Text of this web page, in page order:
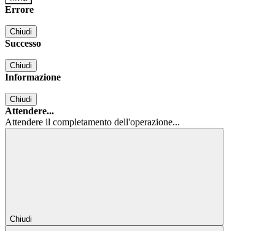
Errore
Chiudi
Successo
Chiudi
Informazione
Chiudi
Attendere...
Attendere il completamento dell'operazione...
Chiudi